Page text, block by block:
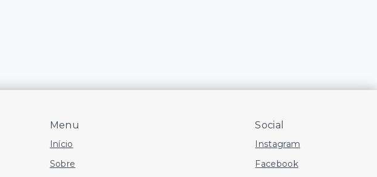
Menu
Início
Sobre
Social
Instagram
Facebook